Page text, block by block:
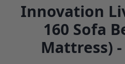
Innovation
160 Sofa
Mattress)